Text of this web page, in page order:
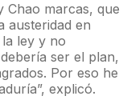
Chao marcas, que
austeridad en
ley y no
ser el plan,
Por eso he
explicó.